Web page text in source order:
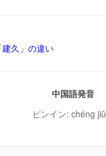
建久」の違い
中国語発音
ピンイン: chéng jiǔ